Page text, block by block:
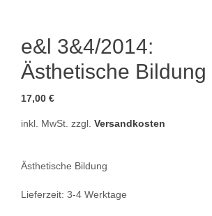
e&l 3&4/2014:
Ästhetische Bildung
17,00 €
inkl. MwSt. zzgl. Versandkosten
Ästhetische Bildung
Lieferzeit: 3-4 Werktage